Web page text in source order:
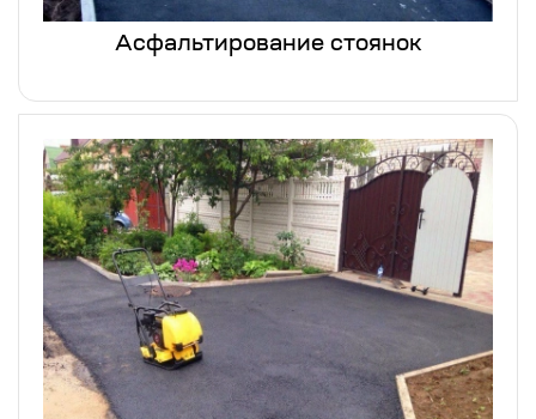
Асфальтирование стоянок